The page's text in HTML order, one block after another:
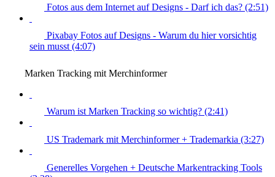
Fotos aus dem Internet auf Designs - Darf ich das? (2:51)
Pixabay Fotos auf Designs - Warum du hier vorsichtig
sein musst (4:07)
Marken Tracking mit Merchinformer
Warum ist Marken Tracking so wichtig? (2:41)
US Trademark mit Merchinformer + Trademarkia (3:27)
Generelles Vorgehen + Deutsche Markentracking Tools